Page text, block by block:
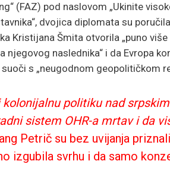
(FAZ) pod naslovom „Ukinite
dvojica diplomata su
Kristijana Šmita otvorila „puno
njegovog naslednika“ i da Evropa
suoči s „neugodnom geopolitičkom
politiku nad srpskim
sistem OHR-a mrtav i da
Petrič su bez uvijanja
izgubila svrhu i da samo